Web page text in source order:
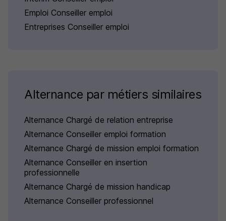
Emploi Conseiller emploi
Entreprises Conseiller emploi
Alternance par métiers similaires
Alternance Chargé de relation entreprise
Alternance Conseiller emploi formation
Alternance Chargé de mission emploi formation
Alternance Conseiller en insertion
professionnelle
Alternance Chargé de mission handicap
Alternance Conseiller professionnel